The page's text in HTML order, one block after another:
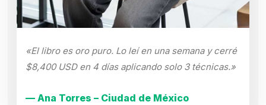
«El libro es oro puro. Lo leí en una semana y cerré
$8,400 USD en 4 días aplicando solo 3 técnicas.»
— Ana Torres – Ciudad de México